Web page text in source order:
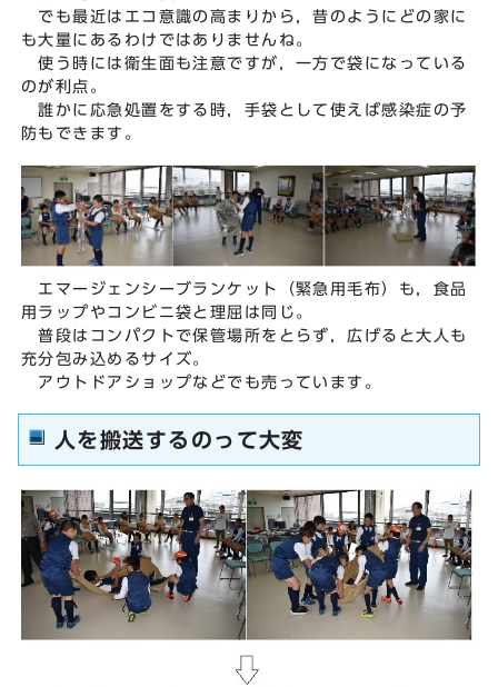
でも最近はエコ意識の高まりから，昔のようにどの家に
も大量にあるわけではありませんね。
使う時には衛生面も注意ですが，一方で袋になっている
のが利点。
誰かに応急処置をする時，手袋として使えば感染症の予
防もできます。
エマージェンシーブランケット（緊急用毛布）も，食品
用ラップやコンビニ袋と理屈は同じ。
普段はコンパクトで保管場所をとらず，広げると大人も
充分包み込めるサイズ。
アウトドアショップなどでも売っています。
人を搬送するのって大変